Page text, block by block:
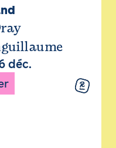
déc.